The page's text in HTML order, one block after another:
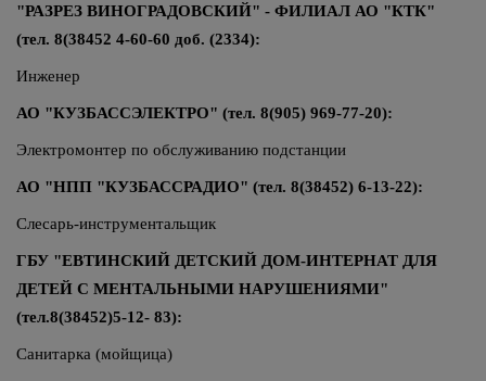
"РАЗРЕЗ ВИНОГРАДОВСКИЙ" - ФИЛИАЛ АО "КТК"
(тел. 8(38452 4-60-60 доб. (2334):
Инженер
АО "КУЗБАССЭЛЕКТРО" (тел. 8(905) 969-77-20):
Электромонтер по обслуживанию подстанции
АО "НПП "КУЗБАССРАДИО" (тел. 8(38452) 6-13-22):
Слесарь-инструментальщик
ГБУ "ЕВТИНСКИЙ ДЕТСКИЙ ДОМ-ИНТЕРНАТ ДЛЯ
ДЕТЕЙ С МЕНТАЛЬНЫМИ НАРУШЕНИЯМИ"
(тел.8(38452)5-12- 83):
Санитарка (мойщица)